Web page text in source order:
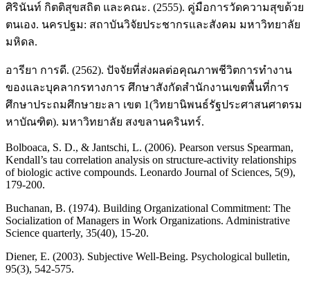
ศิรินันท์ กิตติสุขสถิต และคณะ. (2555). คู่มือการวัดความสุขด้วย
ตนเอง. นครปฐม: สถาบันวิจัยประชากรและสังคม มหาวิทยาลัย
มหิดล.
อารียา การดี. (2562). ปัจจัยที่ส่งผลต่อคุณภาพชีวิตการทำงาน
ของและบุคลากรทางการ ศึกษาสังกัดสำนักงานเขตพื้นที่การ
ศึกษาประถมศึกษายะลา เขต 1(วิทยานิพนธ์รัฐประศาสนศาตรม
หาบัณฑิต). มหาวิทยาลัย สงขลานครินทร์.
Bolboaca, S. D., & Jantschi, L. (2006). Pearson versus Spearman,
Kendall’s tau correlation analysis on structure-activity relationships
of biologic active compounds. Leonardo Journal of Sciences, 5(9),
179-200.
Buchanan, B. (1974). Building Organizational Commitment: The
Socialization of Managers in Work Organizations. Administrative
Science quarterly, 35(40), 15-20.
Diener, E. (2003). Subjective Well-Being. Psychological bulletin,
95(3), 542-575.